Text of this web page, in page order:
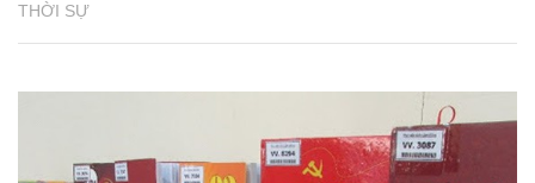
THỜI SỰ